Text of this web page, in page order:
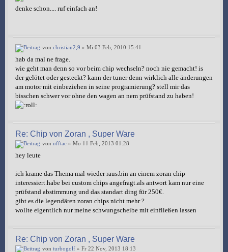
denke schon.... ruf einfach an!
von christian2,9 » Mi 03 Feb, 2010 15:41
hab da mal ne frage.
wie geht man denn so vor beim chip wechseln? noch nie gemacht! is
der gelötet oder gesteckt? kann der tuner denn wirklich alle änderungen
am motor mit einbeziehen in seine programierung? stell mir das
bisschen schwer vor ohne den wagen an nem prüfstand zu haben!
Re: Chip von Zoran , Super Ware
von ufftac » Mo 11 Feb, 2013 01:28
hey leute
ich krame das Thema mal wieder raus.bin an einem zoran chip
interessiert.habe bei custom chips angefragt.als antwort kam nur eine
prüfstand abstimmung und das standart ding für 250€.
gibt es die legendären zoran chips nicht mehr ?
wollte eigentlich nur meine schwungscheibe mit einfließen lassen
Re: Chip von Zoran , Super Ware
von turbogolf » Fr 22 Nov, 2013 18:13